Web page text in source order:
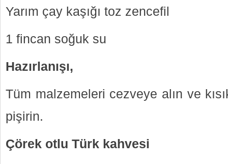
Yarım çay kaşığı toz zencefil
1 fincan soğuk su
Hazırlanışı,
Tüm malzemeleri cezveye alın ve
pişirin.
Çörek otlu Türk kahvesi